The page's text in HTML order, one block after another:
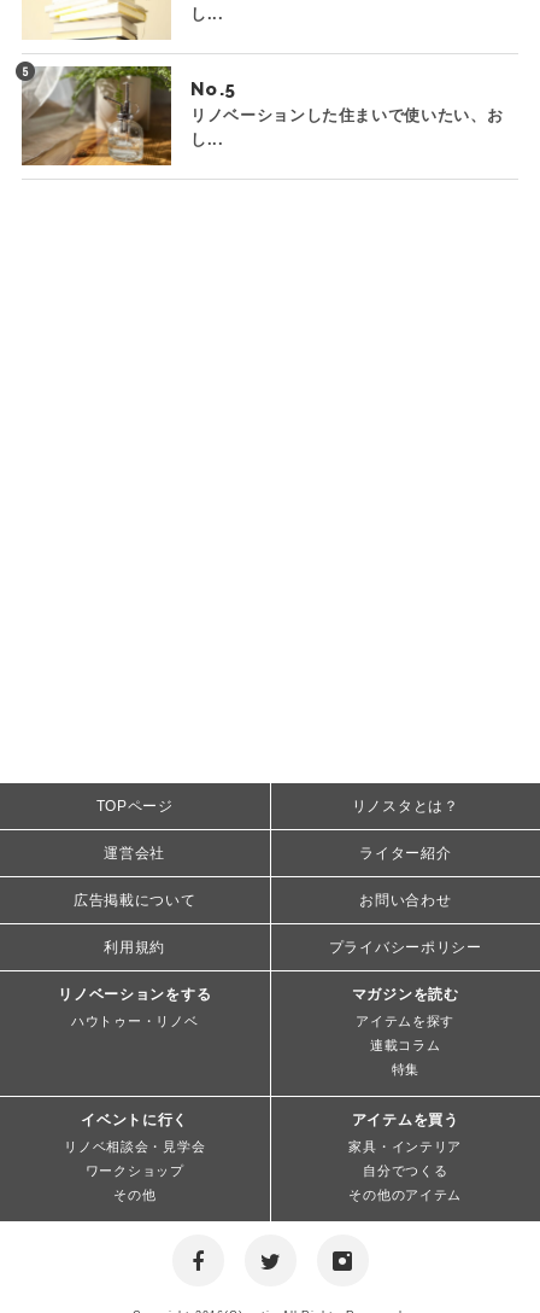
し...
No.
リノベーションした住まいで使いたい、お
し...
TOPページ リノスタとは？
運営会社 ライター紹介
広告掲載について お問い合わせ
利用規約 プライバシーポリシー
リノベーションをする
ハウトゥー・リノベ
マガジンを読む
アイテムを探す
連載コラム
特集
イベントに行く
リノベ相談会・見学会
ワークショップ
その他
アイテムを買う
家具・インテリア
自分でつくる
その他のアイテム